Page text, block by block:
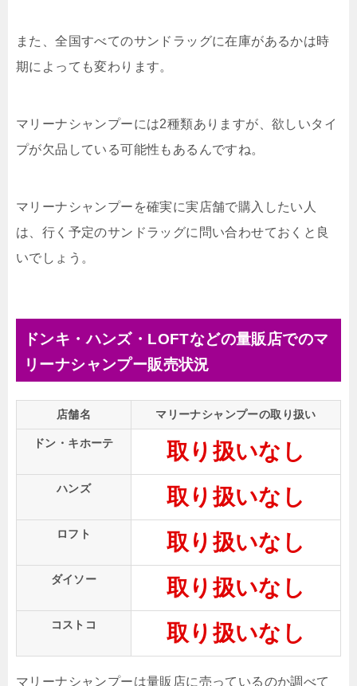
また、全国すべてのサンドラッグに在庫があるかは時
期によっても変わります。
マリーナシャンプーには2種類ありますが、欲しいタイ
プが欠品している可能性もあるんですね。
マリーナシャンプーを確実に実店舗で購入したい人
は、行く予定のサンドラッグに問い合わせておくと良
いでしょう。
ドンキ・ハンズ・LOFTなどの量販店でのマ
リーナシャンプー販売状況
店舗名 マリーナシャンプーの取り扱い
ドン・キホーテ 取り扱いなし
ハンズ 取り扱いなし
ロフト 取り扱いなし
ダイソー 取り扱いなし
コストコ 取り扱いなし
マリーナシャンプーは量販店に売っているのか調べて